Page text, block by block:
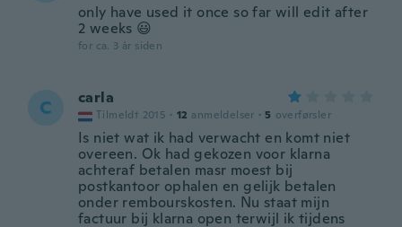
only have used it once so far will edit after
2 weeks 😃
for ca. 3 år siden
C carla
Tilmeldt 2015 · 12 anmeldelser · 5 overførsler
Is niet wat ik had verwacht en komt niet
overeen. Ok had gekozen voor klarna
achteraf betalen masr moest bij
postkantoor ophalen en gelijk betalen
onder rembourskosten. Nu staat mijn
factuur bij klarna open terwijl ik tijdens